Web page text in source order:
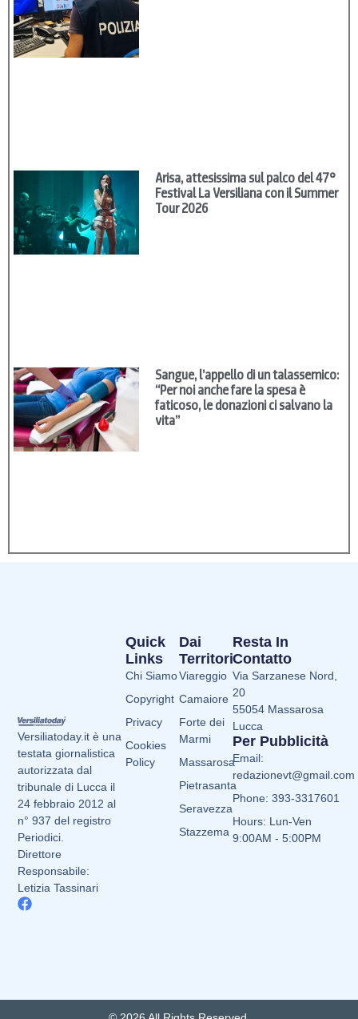
Arisa, attesissima sul palco del 47°
Festival La Versiliana con il Summer
Tour 2026
Sangue, l’appello di un talassemico:
“Per noi anche fare la spesa è
faticoso, le donazioni ci salvano la
vita”
Versiliatoday.it è una
testata giornalistica
autorizzata dal
tribunale di Lucca il
24 febbraio 2012 al
n° 937 del registro
Periodici.
Direttore
Responsabile:
Letizia Tassinari
Dai
Territori
Viareggio
Camaiore
Forte dei
Marmi
Massarosa
Pietrasanta
Seravezza
Stazzema
Quick
Links
Chi Siamo
Copyright
Privacy
Cookies
Policy
Resta In
Contatto
Via Sarzanese Nord,
20
55054 Massarosa
Lucca
Per Pubblicità
Email:
redazionevt@gmail.com
Phone: 393-3317601
Hours: Lun-Ven
9:00AM - 5:00PM